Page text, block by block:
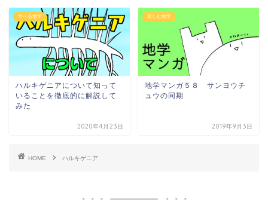
学べる地学
ハルキゲニアについて知って
いることを徹底的に解説して
みた
2020年4月23日
楽しむ地学
地学マンガ５８ サンヨウチ
ュウの同期
2019年9月3日
HOME ハルキゲニア